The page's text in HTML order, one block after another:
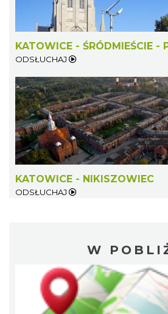
KATOWICE - ŚRÓDMIEŚCIE -
ODSŁUCHAJ
KATOWICE - NIKISZOWIEC
ODSŁUCHAJ
W